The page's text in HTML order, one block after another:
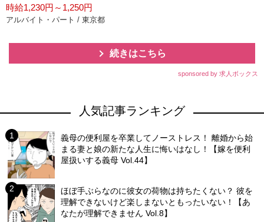
時給1,230円～1,250円
アルバイト・パート / 東京都
続きはこちら
sponsored by 求人ボックス
人気記事ランキング
義母の便利屋を卒業してノーストレス！ 離婚から始
まる妻と娘の新たな人生に悔いはなし！【嫁を便利
屋扱いする義母 Vol.44】
ほぼ手ぶらなのに彼女の荷物は持ちたくない？ 彼を
理解できないけど楽しまないともったいない！【あ
なたが理解できません Vol.8】